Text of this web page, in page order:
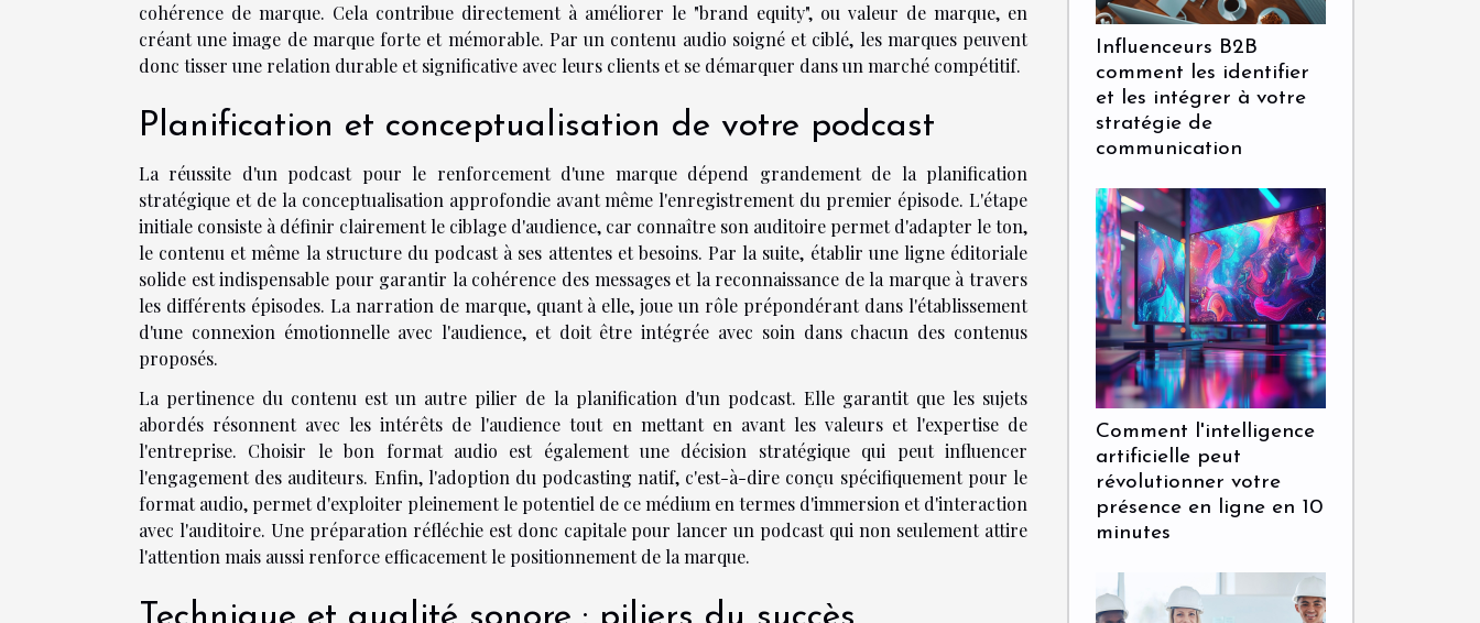
cohérence de marque. Cela contribue directement à améliorer le "brand equity", ou valeur de marque, en
créant une image de marque forte et mémorable. Par un contenu audio soigné et ciblé, les marques peuvent
donc tisser une relation durable et significative avec leurs clients et se démarquer dans un marché compétitif.
Planification et conceptualisation de votre podcast
La réussite d'un podcast pour le renforcement d'une marque dépend grandement de la planification
stratégique et de la conceptualisation approfondie avant même l'enregistrement du premier épisode. L'étape
initiale consiste à définir clairement le ciblage d'audience, car connaître son auditoire permet d'adapter le ton,
le contenu et même la structure du podcast à ses attentes et besoins. Par la suite, établir une ligne éditoriale
solide est indispensable pour garantir la cohérence des messages et la reconnaissance de la marque à travers
les différents épisodes. La narration de marque, quant à elle, joue un rôle prépondérant dans l'établissement
d'une connexion émotionnelle avec l'audience, et doit être intégrée avec soin dans chacun des contenus
proposés.
La pertinence du contenu est un autre pilier de la planification d'un podcast. Elle garantit que les sujets
abordés résonnent avec les intérêts de l'audience tout en mettant en avant les valeurs et l'expertise de
l'entreprise. Choisir le bon format audio est également une décision stratégique qui peut influencer
l'engagement des auditeurs. Enfin, l'adoption du podcasting natif, c'est-à-dire conçu spécifiquement pour le
format audio, permet d'exploiter pleinement le potentiel de ce médium en termes d'immersion et d'interaction
avec l'auditoire. Une préparation réfléchie est donc capitale pour lancer un podcast qui non seulement attire
l'attention mais aussi renforce efficacement le positionnement de la marque.
Influenceurs B2B
comment les identifier
et les intégrer à votre
stratégie de
communication
Comment l'intelligence
artificielle peut
révolutionner votre
présence en ligne en 10
minutes